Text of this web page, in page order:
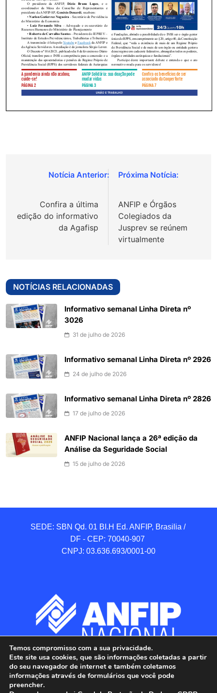
Navegação
Post
Confira a última
edição do informativo
da Agafisp
ANFIP e Órgãos
Colegiados da
Jusprev se reúnem
virtualmente
NOTÍCIAS RELACIONADAS
Informativo semanal Linha Direta nº
3026
31 de julho de 2026
Informativo semanal Linha Direta nº 2926
24 de julho de 2026
Informativo semanal Linha Direta nº 2826
17 de julho de 2026
ANFIP Nacional lança a 26ª edição da
Análise da Seguridade Social
15 de julho de 2026
SEDE: SBN Qd. 01 BI.H Ed. ANFIP, Brasilia /
DF - CEP: 70040-907
CNPJ: 03.636.693/0001-00
Temos compromisso com a sua privacidade.
Este site usa cookies, que são informações coletadas a partir
do seu navegador de internet e também coletamos
informações através de formulários que você pode
preencher.